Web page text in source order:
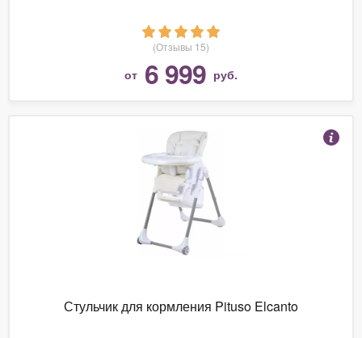
(Отзывы 15)
от 6 999 руб.
Стульчик для кормления Pituso Elcanto